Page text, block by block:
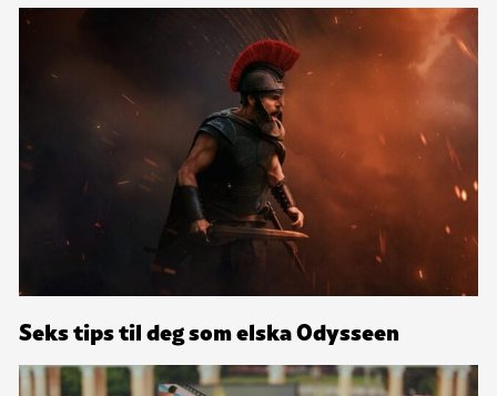
Seks tips til deg som elska Odysseen